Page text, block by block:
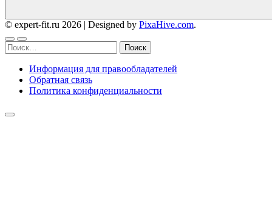
© expert-fit.ru 2026 | Designed by PixaHive.com.
Найти:
Информация для правообладателей
Обратная связь
Политика конфиденциальности